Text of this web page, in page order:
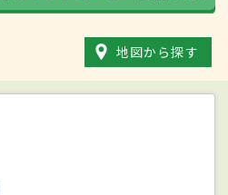
地図から探す